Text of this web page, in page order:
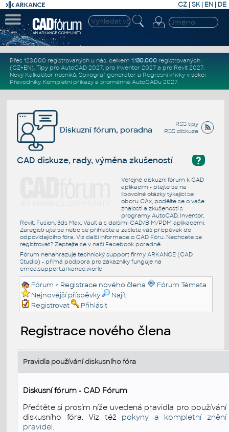
CZ | SK| EN | DE
Přes 123.000 registrovaných u nás, celkem 1.130.000registrovaných
(CZ+EN). Tipy pro AutoCAD 2027, pro Inventor 2027a pro Revit 2027.
Nový Kalkulátor nosníků, Spirograf generátor a Regresní křivkyv sekci
Převodníky. Kompletní příkazya proměnné AutoCADu 2027.
RSS tipy
RSS diskuze
Diskuzní fórum, poradna
?
CAD diskuze, rady, výměna zkušeností
Veřejné diskuzní fórum k CAD
aplikacím - ptejte se na
libovolné otázky týkající se
oboru CAx, podělte se o vaše
znalosti a zkušenosti s
programy AutoCAD, Inventor,
Revit, Fusion, 3ds Max, Vault a s dalšími CAD/BIM/PDM aplikacemi.
Zaregistrujte se nebo se přihlašte a zašlete váš příspěvek do
odpovídajícího fóra. Viz další informace o CAD Fóru. Nechcete se
registrovat? Zeptejte se v naší Facebook poradně.
Fórum nenahrazuje technický support firmy ARKANCE (CAD
Studio) - přímá podpora pro zákazníky funguje na
emea.support.arkance.world
Fórum > Registrace nového člena
Fórum Témata
Nejnovější příspěvky
Najít
Registrovat
Přihlásit
Registrace nového člena
Pravidla používání diskusního fóra
Diskusní fórum - CAD Fórum
Přečtěte si prosím níže uvedená pravidla pro používání
diskusního fóra. Viz též pokyny a kompletní znění
pravidel.